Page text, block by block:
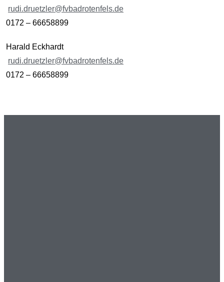
rudi.druetzler@fvbadrotenfels.de
0172 – 66658899
Harald Eckhardt
rudi.druetzler@fvbadrotenfels.de
0172 – 66658899